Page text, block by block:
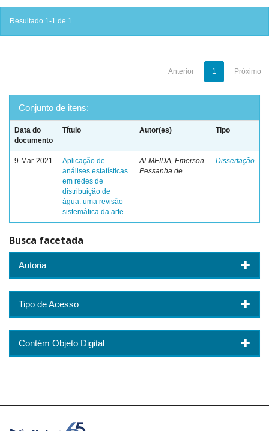
Resultado 1-1 de 1.
Anterior 1 Próximo
Conjunto de itens:
Data do
documento
Título Autor(es) Tipo
9-Mar-2021
Aplicação de
análises estatísticas
em redes de
distribuição de
água: uma revisão
sistemática da arte
ALMEIDA, Emerson
Pessanha de
Dissertação
Busca facetada
Autoria
Tipo de Acesso
Contém Objeto Digital